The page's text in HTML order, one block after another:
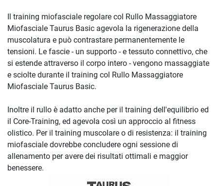
Il training miofasciale regolare col Rullo Massaggiatore
Miofasciale Taurus Basic agevola la rigenerazione della
muscolatura e può contrastare permanentemente le
tensioni. Le fascie - un supporto - e tessuto connettivo, che
si estende attraverso il corpo intero - vengono massaggiate
e sciolte durante il training col Rullo Massaggiatore
Miofasciale Taurus Basic.
Inoltre il rullo è adatto anche per il training dell'equilibrio ed
il Core-Training, ed agevola così un approccio al fitness
olistico. Per il training muscolare o di resistenza: il training
miofasciale dovrebbe concludere ogni sessione di
allenamento per avere dei risultati ottimali e maggior
benessere.